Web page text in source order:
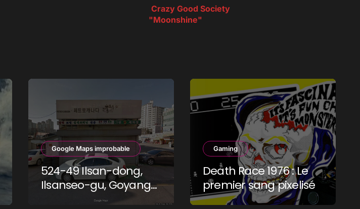
Crazy Good Society
"Moonshine"
Google Maps improbable
524-49 Ilsan-dong,
Ilsanseo-gu, Goyang-
si, Gyeonggi-do
Gaming
Death Race 1976 : Le
premier sang pixelisé